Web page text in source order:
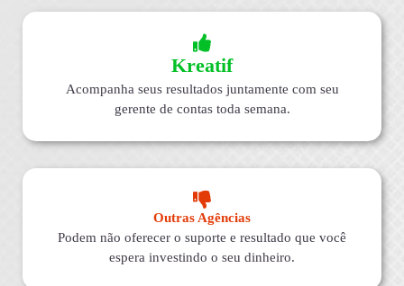
Kreatif
Acompanha seus resultados juntamente com seu
gerente de contas toda semana.
Outras Agências
Podem não oferecer o suporte e resultado que você
espera investindo o seu dinheiro.